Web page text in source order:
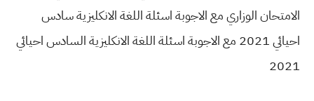
الامتحان الوزاري مع الاجوبة اسئلة اللغة الانكليزية سادس
احيائي 2021 مع الاجوبة اسئلة اللغة الانكليزية السادس احيائي
2021